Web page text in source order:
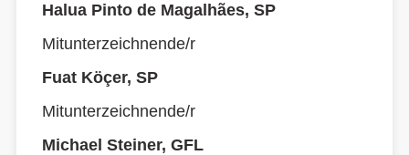
Halua Pinto de Magalhães, SP
Mitunterzeichnende/r
Fuat Köçer, SP
Mitunterzeichnende/r
Michael Steiner, GFL